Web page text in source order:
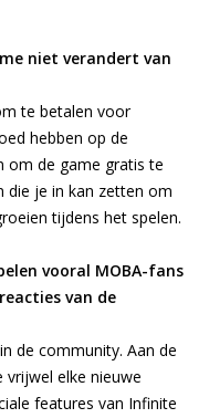
niet verandert van
te betalen voor
hebben op de
om de game gratis te
die je in kan zetten om
tijdens het spelen.
vooral MOBA-fans
van de
de community. Aan de
vrijwel elke nieuwe
features van Infinite